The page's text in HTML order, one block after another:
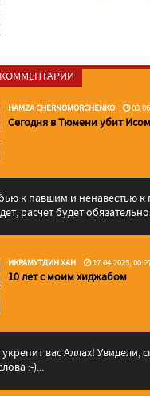
HAMZA CHERNOMORCHENKO
Сегодня в Тюмени убит
к павшим и ненавестью к
расчет будет
ИКРАМУТДИН ХАН 17.04.2025,
10 лет с моим хиджабом
вас Аллаx! Увидели,
:-)...